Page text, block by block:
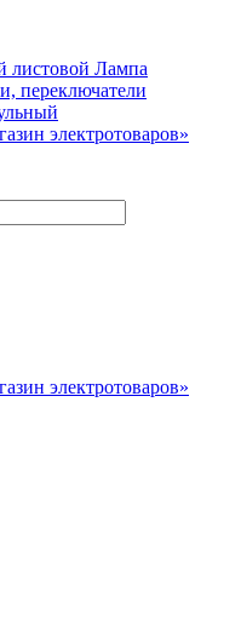
листовой Лампа
переключатели